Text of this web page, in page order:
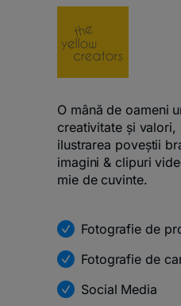
O mână de oameni
creativitate și valori,
ilustrarea poveștii
imagini & clipuri
mie de cuvinte.
Fotografie de
Fotografie de
Social Media